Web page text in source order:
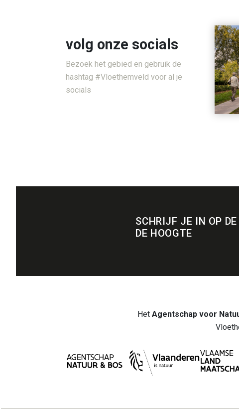
volg onze socials
Bezoek het gebied en gebruik de
hashtag #Vloethemveld voor al je
socials
SCHRIJF JE IN OP
DE HOOGTE
Het Agentschap voor